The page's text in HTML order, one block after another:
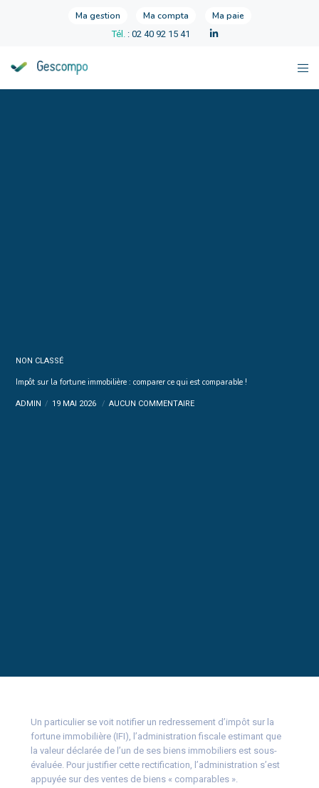
Ma gestion Ma compta Ma paie
Tél. : 02 40 92 15 41
NON CLASSÉ
Impôt sur la fortune immobilière : comparer ce qui est comparable !
ADMIN 19 MAI 2026 AUCUN COMMENTAIRE
Un particulier se voit notifier un redressement d’impôt sur la
fortune immobilière (IFI), l’administration fiscale estimant que
la valeur déclarée de l’un de ses biens immobiliers est sous-
évaluée. Pour justifier cette rectification, l’administration s’est
appuyée sur des ventes de biens « comparables ».